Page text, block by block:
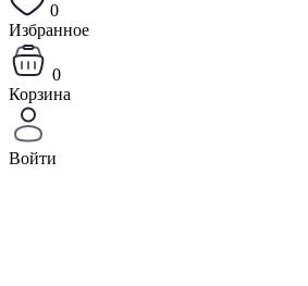
0
Избранное
0
Корзина
Войти